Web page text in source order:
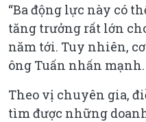
“Ba động lực này có
tăng trưởng rất lớn
năm tới. Tuy nhiên,
ông Tuấn nhấn mạnh.
Theo vị chuyên gia,
tìm được những